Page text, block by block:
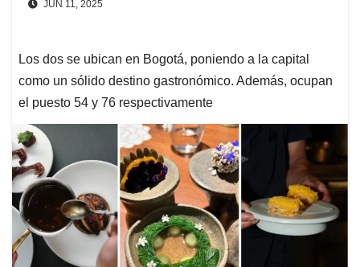
JUN 11, 2025
Los dos se ubican en Bogotá, poniendo a la capital
como un sólido destino gastronómico. Además, ocupan
el puesto 54 y 76 respectivamente